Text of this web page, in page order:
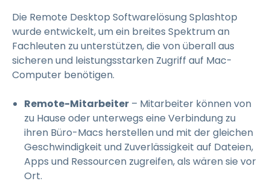
Die Remote Desktop Softwarelösung Splashtop
wurde entwickelt, um ein breites Spektrum an
Fachleuten zu unterstützen, die von überall aus
sicheren und leistungsstarken Zugriff auf Mac-
Computer benötigen.
Remote-Mitarbeiter – Mitarbeiter können von
zu Hause oder unterwegs eine Verbindung zu
ihren Büro-Macs herstellen und mit der gleichen
Geschwindigkeit und Zuverlässigkeit auf Dateien,
Apps und Ressourcen zugreifen, als wären sie vor
Ort.